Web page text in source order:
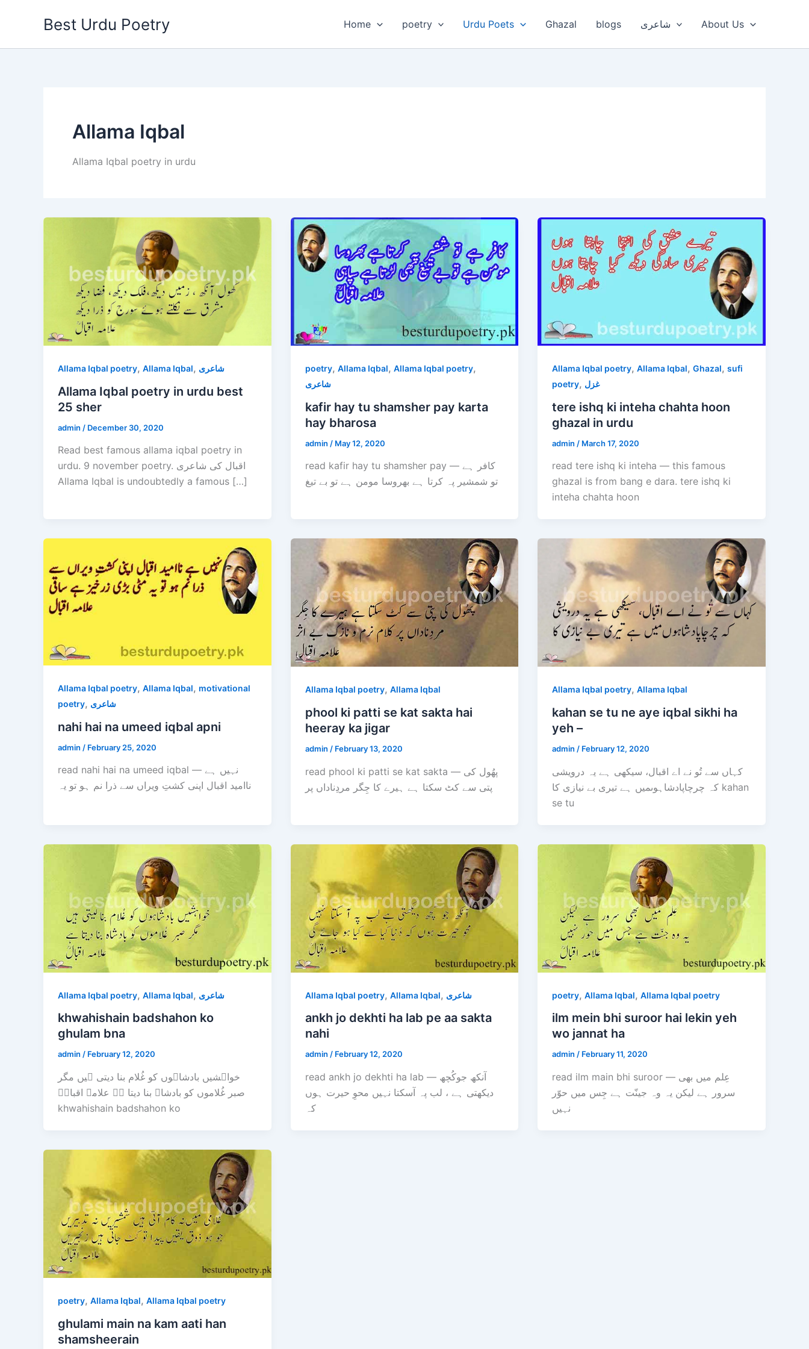
Best Urdu Poetry Home poetry Urdu Poets Ghazal blogs شاعری About Us
Allama Iqbal
Allama Iqbal poetry in urdu
Allama Iqbal poetry, Allama Iqbal, شاعری
Allama Iqbal poetry in urdu best
25 sher
admin / December 30, 2020
Read best famous allama iqbal poetry in
urdu. 9 november poetry. اقبال کی شاعری
Allama Iqbal is undoubtedly a famous […]
poetry, Allama Iqbal, Allama Iqbal poetry,
شاعری
kafir hay tu shamsher pay karta
hay bharosa
admin / May 12, 2020
read kafir hay tu shamsher pay — کافر ہے
تو شمشیر پہ کرتا ہے بھروسا مومن ہے تو بے تیغ
Allama Iqbal poetry,Allama Iqbal,Ghazal,sufi
poetry, غزل
tere ishq ki inteha chahta hoon
ghazal in urdu
admin / March 17, 2020
read tere ishq ki inteha — this famous
ghazal is from bang e dara. tere ishq ki
inteha chahta hoon
Allama Iqbal poetry, Allama Iqbal, motivational
poetry, شاعری
nahi hai na umeed iqbal apni
admin / February 25, 2020
read nahi hai na umeed iqbal — نہیں ہے
ناامید اقبال اپنی کشتِ ویراں سے ذرا نم ہو تو یہ
Allama Iqbal poetry, Allama Iqbal
phool ki patti se kat sakta hai
heeray ka jigar
admin / February 13, 2020
read phool ki patti se kat sakta — پھُول کی
پتی سے کٹ سکتا ہے ہیرے کا جِگر مردِناداں پر
Allama Iqbal poetry,Allama Iqbal
kahan se tu ne aye iqbal sikhi ha
yeh –
admin / February 12, 2020
کہاں سے تُو نے اے اقبال، سیکھی ہے یہ درویشی
کہ چرچاپادشاہوںمیں ہے تیری بے نیازی کا kahan
se tu
Allama Iqbal poetry, Allama Iqbal, شاعری
khwahishain badshahon ko
ghulam bna
admin / February 12, 2020
خواہشیں بادشاہوں کو غُلام بنا دیتی ہیں مگر
صبر غُلاموں کو بادشاہ بنا دیتا ہے علامہ اقبالؒ
khwahishain badshahon ko
Allama Iqbal poetry, Allama Iqbal, شاعری
ankh jo dekhti ha lab pe aa sakta
nahi
admin / February 12, 2020
read ankh jo dekhti ha lab — آنکھ جوکُچھ
دیکھتی ہے ، لب پہ آسکتا نہیں محوِ حیرت ہوں
کہ
poetry,Allama Iqbal,Allama Iqbal poetry
ilm mein bhi suroor hai lekin yeh
wo jannat ha
admin/ February 11, 2020
read ilm main bhi suroor — عِلم میں بھی
سرور ہے لیکن یہ وہ جینّت ہے جِس میں حوّر
نہیں
poetry, Allama Iqbal, Allama Iqbal poetry
ghulami main na kam aati han
shamsheerain